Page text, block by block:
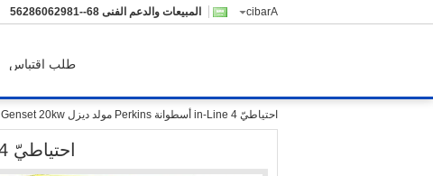
Arabic المبيعات والدعم الفنى 86--18926068265
طلب اقتباس
احتياطيّ in-Line 4 أسطوانة Perkins مولد ديزل Genset 20kw
احتياطيّ in-Line 4 أسطوانة Perkins مولد ديزل Genset 20kw